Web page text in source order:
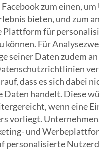
zum einen, um
bieten, und zum
Plattform für
können. Für
seiner Daten zudem
dass es sich dabei
Daten handelt. Diese
wenn eine
vorliegt.
und
personalisierte